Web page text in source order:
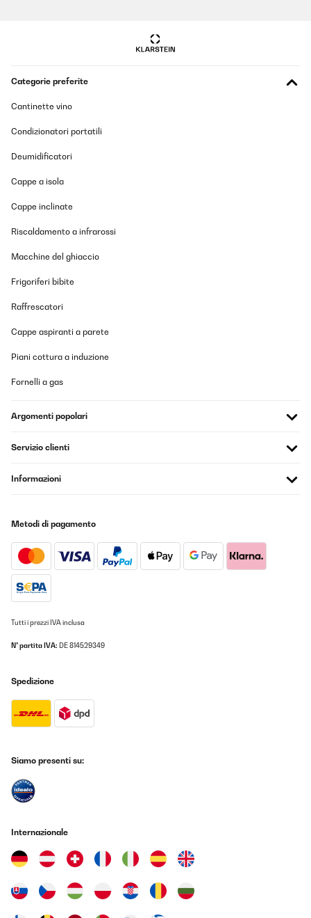
Categorie preferite
Cantinette vino
Condizionatori portatili
Deumidificatori
Cappe a isola
Cappe inclinate
Riscaldamento a infrarossi
Macchine del ghiaccio
Frigoriferi bibite
Raffrescatori
Cappe aspiranti a parete
Piani cottura a induzione
Fornelli a gas
Argomenti popolari
Servizio clienti
Informazioni
Metodi di pagamento
Tutti i prezzi IVA inclusa
N° partita IVA: DE 814529349
Spedizione
Siamo presenti su:
Internazionale